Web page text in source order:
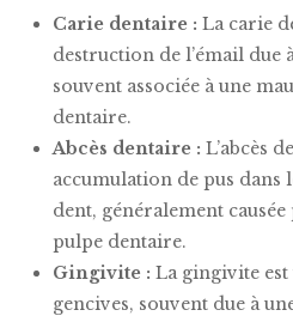
Carie dentaire : La carie
destruction de l’émail due
souvent associée à une
dentaire.
Abcès dentaire : L’abcès
accumulation de pus dans
dent, généralement
pulpe dentaire.
Gingivite : La gingivite
gencives, souvent due à